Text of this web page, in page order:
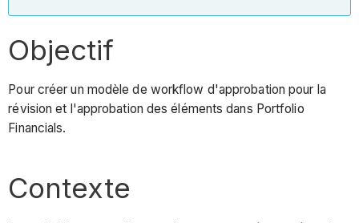
Objectif
Pour créer un modèle de workflow d'approbation pour la
révision et l'approbation des éléments dans Portfolio
Financials.
Contexte